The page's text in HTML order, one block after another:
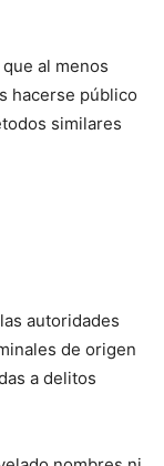
al menos
hacerse público
similares
autoridades
de origen
a delitos